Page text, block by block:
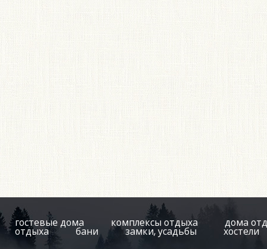
гостевые дома комплексы отдыха дома
отдыха бани замки, усадьбы хостели